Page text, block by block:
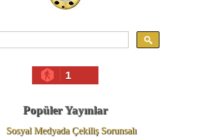
1
Popüler Yayınlar
Sosyal Medyada Çekiliş Sorunsalı